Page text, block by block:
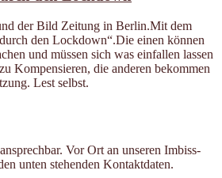
der Bild Zeitung in Berlin.Mit dem
den Lockdown“.Die einen können
und müssen sich was einfallen lassen
Kompensieren, die anderen bekommen
Lest selbst.
Vor Ort an unseren Imbiss-
unten stehenden Kontaktdaten.